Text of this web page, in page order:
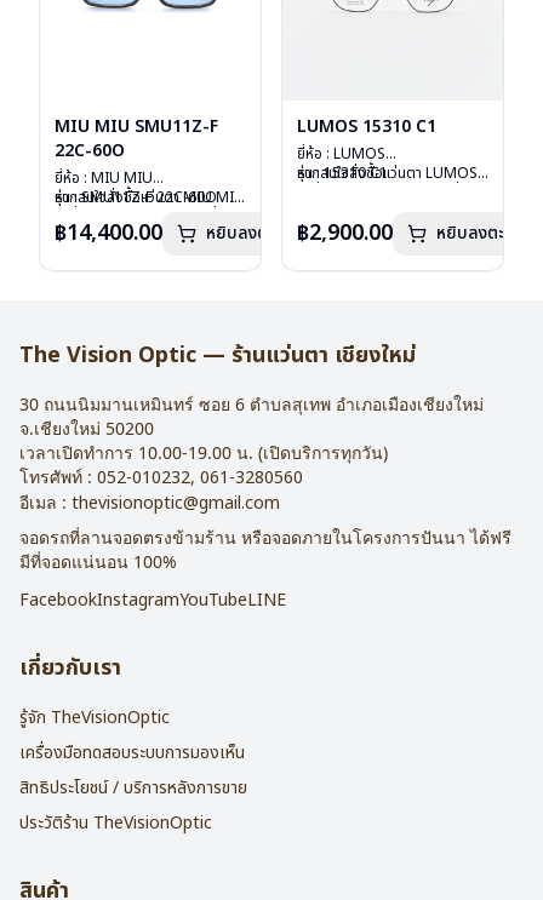
MIU MIU SMU11Z-F
22C-60O
ยี่ห้อ : MIU MIU
รุ่น : SMU11Z-F 22C-60O
เลนส์ : กันแดดสีฟ้า
น้ำหนัก : 24 กรัม
หากสนใจสั่งชื้อแว่นตา MIU MIU
ลงไว้กรุณาติดต่อเรา
คลิก
฿14,400.00 หยิบลงตะกร้า
LUMOS 15310 C1
ยี่ห้อ : LUMOS
รุ่น : 15310 C1
บานพับ : ไม่มีสปริง
อุปกรณ์ : กล่องแว่น , ผ้าเช็ดแว่น
หากสนใจสั่งชื้อแว่นตา LUMOS
฿2,900.00 หยิบลงตะกร้า
The Vision Optic — ร้านแว่นตา เชียงใหม่
30 ถนนนิมมานเหมินทร์ ซอย 6 ตำบลสุเทพ อำเภอเมืองเชียงใหม่
จ.เชียงใหม่ 50200
เวลาเปิดทำการ 10.00-19.00 น. (เปิดบริการทุกวัน)
โทรศัพท์ : 052-010232, 061-3280560
อีเมล : thevisionoptic@gmail.com
จอดรถที่ลานจอดตรงข้ามร้าน หรือจอดภายในโครงการปันนา ได้ฟรี
มีที่จอดแน่นอน 100%
FacebookInstagramYouTubeLINE
เกี่ยวกับเรา
รู้จัก TheVisionOptic
เครื่องมือทดสอบระบบการมองเห็น
สิทธิประโยชน์ / บริการหลังการขาย
ประวัติร้าน TheVisionOptic
สินค้า